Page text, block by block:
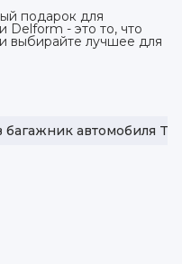
подарок для
Delform - это то, что
выбирайте лучшее для
багажник автомобиля